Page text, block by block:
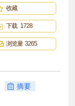
收藏
下载 1728
浏览量 3265
摘要